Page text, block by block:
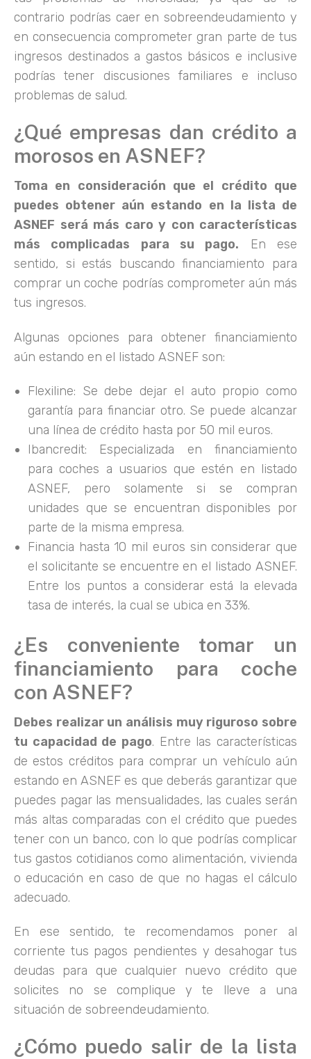
contrario podrías caer en sobreendeudamiento y
en consecuencia comprometer gran parte de tus
ingresos destinados a gastos básicos e inclusive
podrías tener discusiones familiares e incluso
problemas de salud.
¿Qué empresas dan crédito a
morosos en ASNEF?
Toma en consideración que el crédito que
puedes obtener aún estando en la lista de
ASNEF será más caro y con características
más complicadas para su pago. En ese
sentido, si estás buscando financiamiento para
comprar un coche podrías comprometer aún más
tus ingresos.
Algunas opciones para obtener financiamiento
aún estando en el listado ASNEF son:
Flexiline: Se debe dejar el auto propio como
garantía para financiar otro. Se puede alcanzar
una línea de crédito hasta por 50 mil euros.
Ibancredit: Especializada en financiamiento
para coches a usuarios que estén en listado
ASNEF, pero solamente si se compran
unidades que se encuentran disponibles por
parte de la misma empresa.
Financia hasta 10 mil euros sin considerar que
el solicitante se encuentre en el listado ASNEF.
Entre los puntos a considerar está la elevada
tasa de interés, la cual se ubica en 33%.
¿Es conveniente tomar un
financiamiento para coche
con ASNEF?
Debes realizar un análisis muy riguroso sobre
tu capacidad de pago. Entre las características
de estos créditos para comprar un vehículo aún
estando en ASNEF es que deberás garantizar que
puedes pagar las mensualidades, las cuales serán
más altas comparadas con el crédito que puedes
tener con un banco, con lo que podrías complicar
tus gastos cotidianos como alimentación, vivienda
o educación en caso de que no hagas el cálculo
adecuado.
En ese sentido, te recomendamos poner al
corriente tus pagos pendientes y desahogar tus
deudas para que cualquier nuevo crédito que
solicites no se complique y te lleve a una
situación de sobreendeudamiento.
¿Cómo puedo salir de la lista